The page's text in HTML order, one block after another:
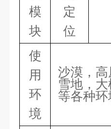
模
块
定
位
使
用
环
境
沙漠，
雪地，
等各种环